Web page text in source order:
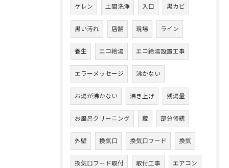
ケレン 土間洗浄 入口 黒カビ
黒い汚れ 店舗 現場 ライン
養生 エコ給湯 エコ給湯設置工事
エラーメッセージ 沸かない
お湯が沸かない 沸き上げ 残湯量
お風呂クリーニング 蔵 部分修繕
外壁 換気口 換気口フード 換気
換気口フード取付 取付工事 エアコン